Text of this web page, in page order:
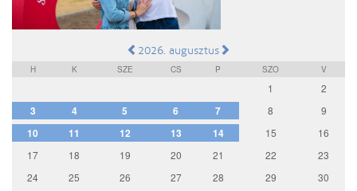
2026. augusztus
H K SZE CS P SZO V
1 2
3 4 5 6 7 8 9
10 11 12 13 14 15
16
17
18 19 20 21 22
23
24
25 26 27 28 29
30